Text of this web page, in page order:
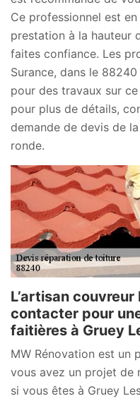
Ce professionnel est
prestation à la hauteur
faites confiance. Les
Surance, dans le
pour des travaux sur
pour plus de détails,
demande de devis de
ronde.
L’artisan
contacter pour
faitières à Gruey
MW Rénovation est un
vous avez un projet de
si vous êtes à Gruey